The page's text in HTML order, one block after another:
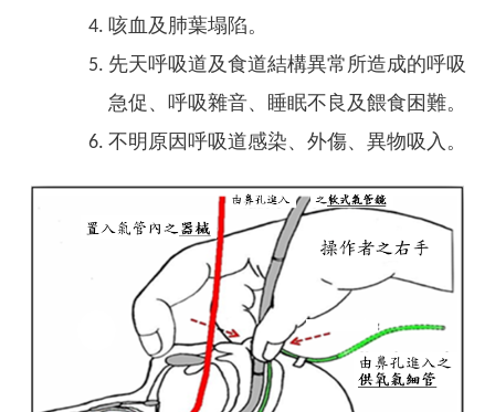
咳血及肺葉塌陷。
先天呼吸道及食道結構異常所造成的呼吸
急促、呼吸雜音、睡眠不良及餵食困難。
不明原因呼吸道感染、外傷、異物吸入。